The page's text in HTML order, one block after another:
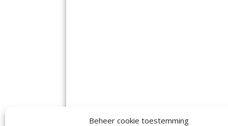
Beheer cookie toestemming